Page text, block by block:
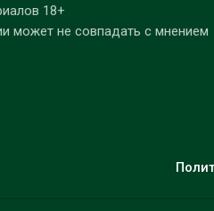
18+
может не совпадать с мнением